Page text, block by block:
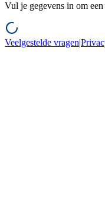
Vul je gegevens in om
Veelgestelde vragen|